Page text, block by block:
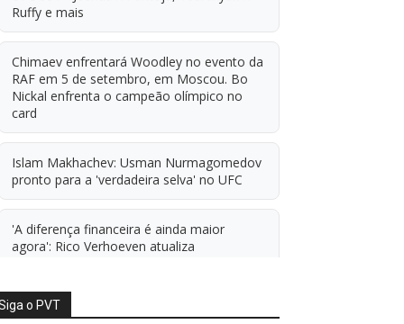
Ruffy e mais
Chimaev enfrentará Woodley no evento da
RAF em 5 de setembro, em Moscou. Bo
Nickal enfrenta o campeão olímpico no
card
Islam Makhachev: Usman Nurmagomedov
pronto para a 'verdadeira selva' no UFC
'A diferença financeira é ainda maior
agora': Rico Verhoeven atualiza
o PVT